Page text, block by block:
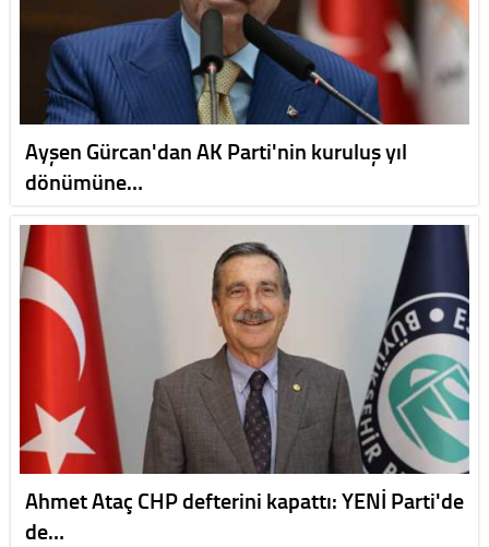
Ayşen Gürcan'dan AK Parti'nin kuruluş yıl
dönümüne…
Ahmet Ataç CHP defterini kapattı: YENİ Parti'de
de…